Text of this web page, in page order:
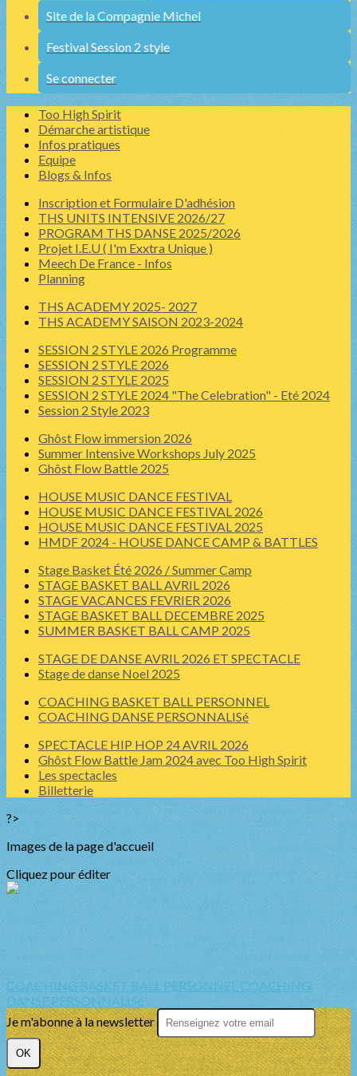
Site de la Compagnie Michel
Festival Session 2 style
Se connecter
Too High Spirit
Démarche artistique
Infos pratiques
Equipe
Blogs & Infos
Inscription et Formulaire D'adhésion
THS UNITS INTENSIVE 2026/27
PROGRAM THS DANSE 2025/2026
Projet I.E.U ( I'm Exxtra Unique )
Meech De France - Infos
Planning
THS ACADEMY 2025- 2027
THS ACADEMY SAISON 2023-2024
SESSION 2 STYLE 2026 Programme
SESSION 2 STYLE 2026
SESSION 2 STYLE 2025
SESSION 2 STYLE 2024 "The Celebration" - Eté 2024
Session 2 Style 2023
Ghôst Flow immersion 2026
Summer Intensive Workshops July 2025
Ghôst Flow Battle 2025
HOUSE MUSIC DANCE FESTIVAL
HOUSE MUSIC DANCE FESTIVAL 2026
HOUSE MUSIC DANCE FESTIVAL 2025
HMDF 2024 - HOUSE DANCE CAMP & BATTLES
Stage Basket Été 2026 / Summer Camp
STAGE BASKET BALL AVRIL 2026
STAGE VACANCES FEVRIER 2026
STAGE BASKET BALL DECEMBRE 2025
SUMMER BASKET BALL CAMP 2025
STAGE DE DANSE AVRIL 2026 ET SPECTACLE
Stage de danse Noel 2025
COACHING BASKET BALL PERSONNEL
COACHING DANSE PERSONNALISé
SPECTACLE HIP HOP 24 AVRIL 2026
Ghôst Flow Battle Jam 2024 avec Too High Spirit
Les spectacles
Billetterie
?>
Images de la page d'accueil
Cliquez pour éditer
COACHING BASKET BALL PERSONNELCOACHING
DANSE PERSONNALISé
Je m'abonne à la newsletter
OK